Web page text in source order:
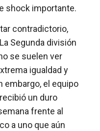
shock importante.
contradictorio,
Segunda división
se suelen ver
igualdad y
embargo, el equipo
un duro
frente al
a uno que aún